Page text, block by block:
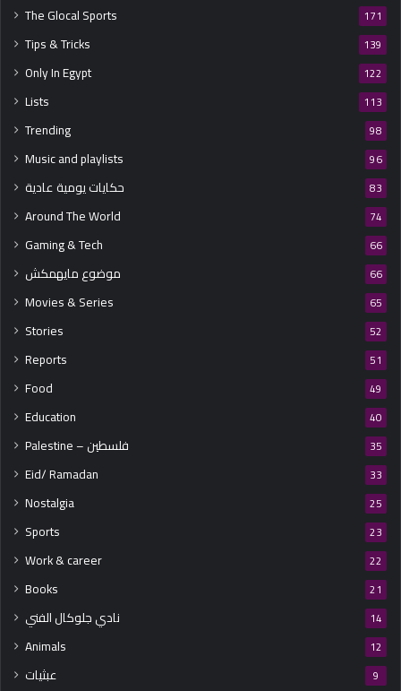
The Glocal Sports 171
Tips & Tricks 139
Only In Egypt 122
Lists 113
Trending 98
Music and playlists 96
حكايات يومية عادية 83
Around The World 74
Gaming & Tech 66
موضوع مايهمكش 66
Movies & Series 65
Stories 52
Reports 51
Food 49
Education 40
Palestine – فلسطين 35
Eid/ Ramadan 33
Nostalgia 25
Sports 23
Work & career 22
Books 21
نادي جلوكال الفني 14
Animals 12
عبثيات 9